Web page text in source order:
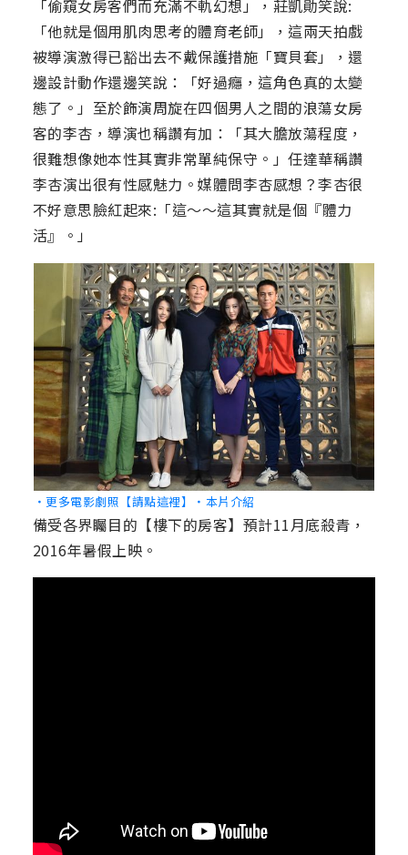
「偷窺女房客們而充滿不軌幻想」，莊凱勛笑說:
「他就是個用肌肉思考的體育老師」，這兩天拍戲
被導演激得已豁出去不戴保護措施「寶貝套」，還
邊設計動作還邊笑說：「好過癮，這角色真的太變
態了。」至於飾演周旋在四個男人之間的浪蕩女房
客的李杏，導演也稱讚有加：「其大膽放蕩程度，
很難想像她本性其實非常單純保守。」任達華稱讚
李杏演出很有性感魅力。媒體問李杏感想？李杏很
不好意思臉紅起來:「這～～這其實就是個『體力
活』。」
‧更多電影劇照【請點這裡】 ‧本片介紹
備受各界矚目的【樓下的房客】預計11月底殺青，
2016年暑假上映。